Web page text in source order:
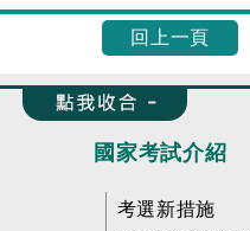
回上一頁
收合 FatFooter
國家考試介紹
考選新措施